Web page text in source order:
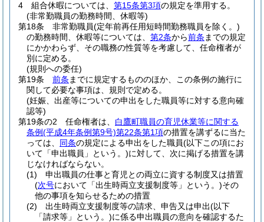
4
組合休暇については、 第15条第3項の規定を準用する。
(非常勤職員の勤務時間、休暇等)
第18条
非常勤職員(定年前再任用短時間勤務職員を除く。)
の勤務時間、休暇等については、 第2条から前条 までの規定
にかかわらず、その職務の性質等を考慮して、任命権者が
別に定める。
(規則への委任)
第19条
前条 までに規定するもののほか、この条例の施行に
関して必要な事項は、規則で定める。
(妊娠、出産等についての申出をした職員等に対する意向確
認等)
第19条の2
任命権者は、 白鷹町職員の育児休業等に関する
条例(平成4年条例第9号)第22条第1項の措置を講ずるに当た
っては、 同条の規定による申出をした職員(以下この項にお
いて「申出職員」という。)に対して、次に掲げる措置を講
じなければならない。
(1)
申出職員の仕事と育児との両立に資する制度又は措置
(次号において「出生時両立支援制度等」という。)その
他の事項を知らせるための措置
(2)
出生時両立支援制度等の請求、申告又は申出(以下
「請求等」という。)に係る申出職員の意向を確認するた